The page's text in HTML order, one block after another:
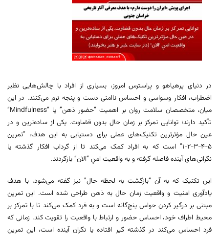
در دنیای پرهیاهو و پراسترس امروز، بسیاری از افراد با چالش‌هایی نظیر
اضطراب، افکار وسواسی و احساس ناامنی دست و پنجه نرم می‌کنند. در این
میان، متخصصان سلامت روان بر اهمیت “حضور ذهن” یا “Mindfulness”
تأکید دارند؛ توانایی تمرکز بر زمان حال بدون قضاوت. یکی از ساده‌ترین و در
عین حال مؤثرترین تکنیک‌های عملی برای دستیابی به این هدف، “تمرین
۵-۴-۳-۲-۱” است که به افراد کمک می‌کند تا از گرداب افکار گذشته یا
نگرانی‌های آینده فاصله گرفته و به واقعیت امنِ “الان” بازگردند.
این تکنیک که به آن “بازگشت به لحظه حال” نیز گفته می‌شود، با هدف
یادآوری امنیت و واقعیت زمان حال به ذهن طراحی شده است. این تمرین
مبتنی بر درگیر کردن حواس پنج‌گانه است و به فرد کمک می‌کند تا با تمرکز بر
محیط اطراف خود، احساس حضور و ارتباط با واقعیت را تقویت کند. زمانی که
فرد احساس می‌کند در گذشته گیر افتاده یا نگران آینده است، این تمرین